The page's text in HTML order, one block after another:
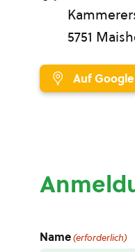
5751
Auf
Name(erforderlich)